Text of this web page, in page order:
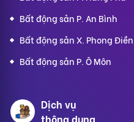
Bất động sản P. An Bình
Bất động sản X. Phong Điền
Bất động sản P. Ô Môn
Dịch vụ
thông dụng